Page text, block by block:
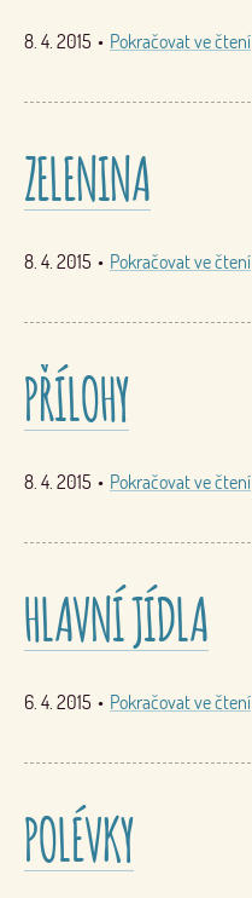
8. 4. 2015 • Pokračovat ve čtení
ZELENINA
8. 4. 2015 • Pokračovat ve čtení
PŘÍLOHY
8. 4. 2015 • Pokračovat ve čtení
HLAVNÍ JÍDLA
6. 4. 2015 • Pokračovat ve čtení
POLÉVKY